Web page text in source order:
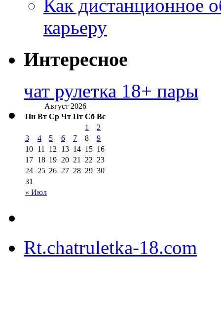
Как дистанционное
карьеру
Интересное
чат рулетка 18+ пары
Август 2026
Пн Вт Ср Чт Пт Сб Вс
« Июл
1
2
3
4 5 6 7 8
9
10 11 12 13 14 15 16
17 18 19 20 21 22 23
24 25 26 27 28 29 30
31
Rt.chatruletka-18.com